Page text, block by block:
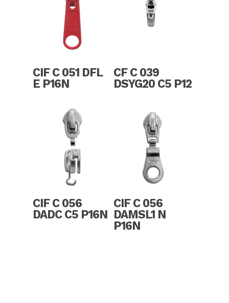
Read More
CIF C 051 DFL
E P16N
Read More
CF C 039
DSYG20 C5 P12
Read More
CIF C 056
DADC C5 P16N
Read More
CIF C 056
DAMSL1 N
P16N